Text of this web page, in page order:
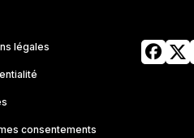
légales
consentements